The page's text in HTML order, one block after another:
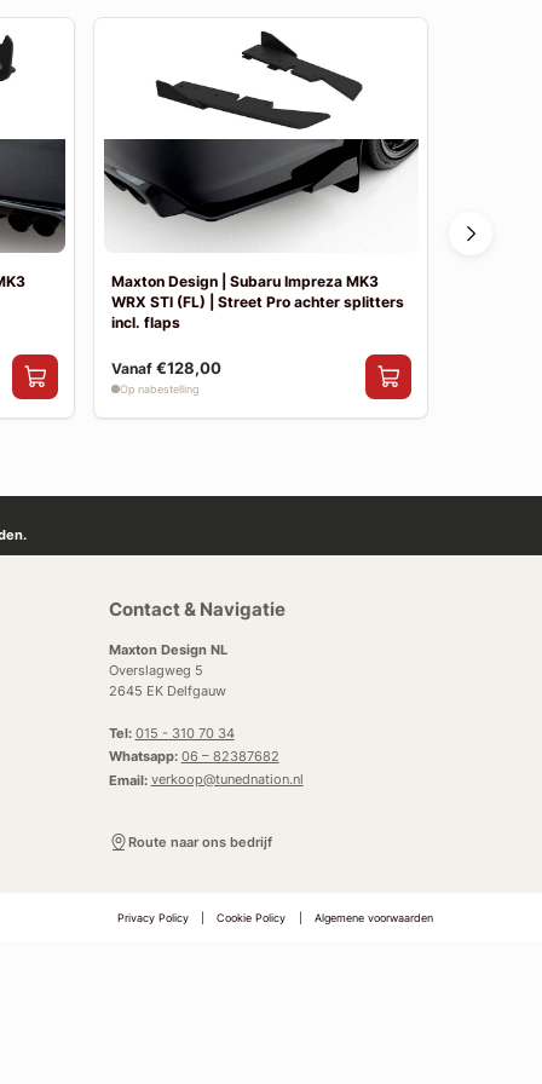
Maxton Design | Subaru Impreza MK3
WRX STI (FL) | Street Pro achter splitters
incl. flaps
Vanaf €128,00
Op nabestelling
Contact & Navigatie
Maxton Design NL
Overslagweg 5
2645 EK Delfgauw
Tel: 015 - 310 70 34
Whatsapp: 06 – 82387682
Email: verkoop@tunednation.nl
Route naar ons bedrijf
Privacy Policy Cookie Policy Algemene voorwaarden